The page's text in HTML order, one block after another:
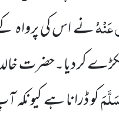
عَنْہُنے اس کی پرواہ
کر دیا۔حضرت
کو ڈرانا ہے کیونکہ